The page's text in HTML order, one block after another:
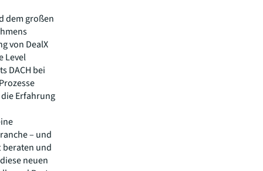
dem großen
von DealX
Level
DACH bei
Erfahrung
– und
und
neuen